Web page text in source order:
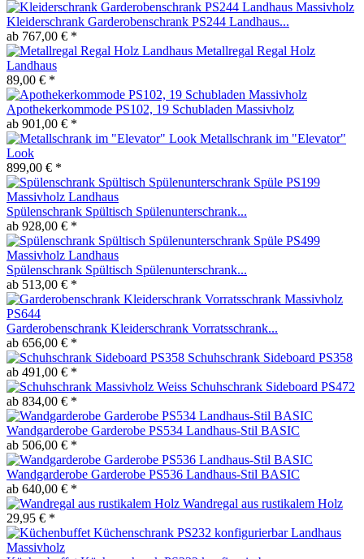
Kleiderschrank Garderobenschrank PS244 Landhaus...
ab 767,00 € *
Metallregal Regal Holz
Landhaus
89,00 € *
Apothekerkommode PS102, 19 Schubladen Massivholz
ab 901,00 € *
Metallschrank im "Elevator"
Look
899,00 € *
Spülenschrank Spültisch Spülenunterschrank...
ab 928,00 € *
Spülenschrank Spültisch Spülenunterschrank...
ab 513,00 € *
Garderobenschrank Kleiderschrank Vorratsschrank...
ab 656,00 € *
Schuhschrank Sideboard PS358
ab 491,00 € *
Schuhschrank Sideboard PS472
ab 834,00 € *
Wandgarderobe Garderobe PS534 Landhaus-Stil BASIC
ab 506,00 € *
Wandgarderobe Garderobe PS536 Landhaus-Stil BASIC
ab 640,00 € *
Wandregal aus rustikalem Holz
29,95 € *